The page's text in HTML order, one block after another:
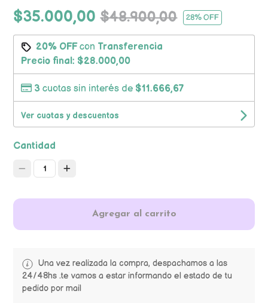
$35.000,00$48.900,00 28% OFF
20% OFFcon Transferencia
Precio final: $28.000,00
3 cuotas sin interés de $11.666,67
Ver cuotas y descuentos
Cantidad
1
Agregar al carrito
Una vez realizada la compra, despachamos a las
24/48hs .te vamos a estar informando el estado de tu
pedido por mail